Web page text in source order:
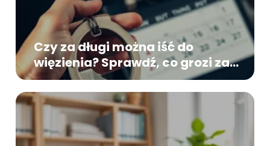
Czy za długi można iść do
więzienia? Sprawdź, co grozi za
niespłacanie